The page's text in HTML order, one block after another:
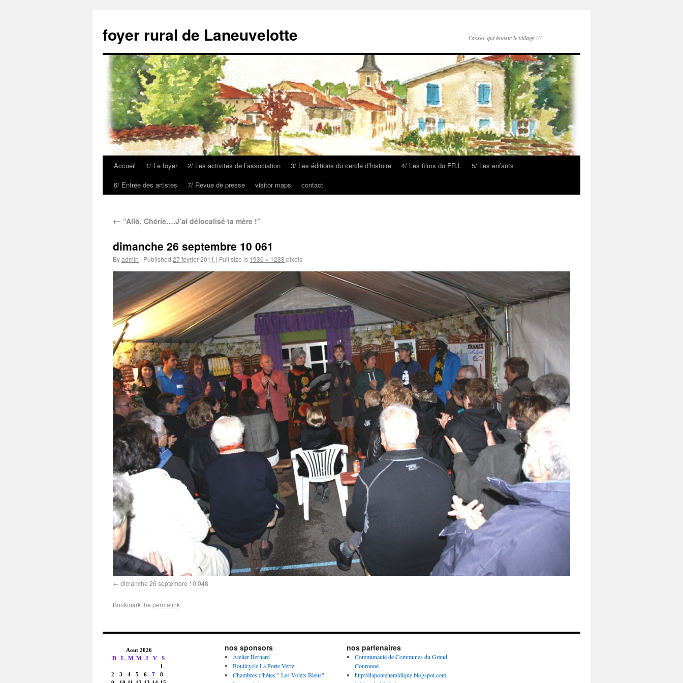
foyer rural de Laneuvelotte l'assoc qui booste le village !!!
Accueil 1/ Le foyer 2/ Les activités de l’association 3/ Les éditions du cercle d’histoire 4/ Les films du FR.L
5/ Les enfants
6/ Entrée des artistes
7/ Revue de presse visitor maps contact
← “Allô, Chérie….J’ai délocalisé ta mère !”
dimanche 26 septembre 10 061
Byadmin | Published 27 février 2011 | Full size is 1936 × 1288 pixels
dimanche 26 septembre 10 048
Bookmark the permalink.
nos sponsors
Atelier Bernard
Bouticycle La Porte Verte
Chambres d'hôtes " Les Volets Bleus"
nos partenaires
Communauté de Communes du Grand
Couronné
http://daponteheraldique.blogspot.com